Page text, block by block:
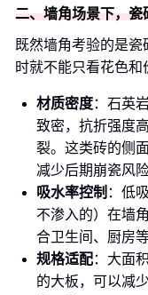
二、墙角场景下，瓷
既然墙角考验的是
时就不能只看花色和
材质密度：石英
致密，抗折强度
裂。这类砖的侧
减少后期崩瓷风险
吸水率控制 ：低
不渗入的）在墙
合卫生间、厨房
规格适配：大面
的大板，可以减